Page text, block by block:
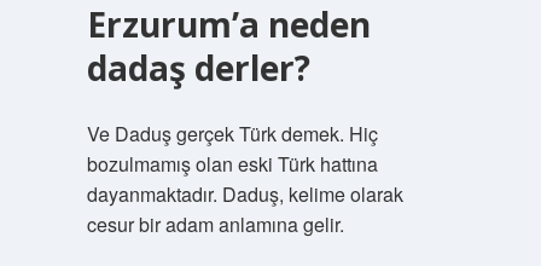
Erzurum’a neden
dadaş derler?
Ve Daduş gerçek Türk demek. Hiç
bozulmamış olan eski Türk hattına
dayanmaktadır. Daduş, kelime olarak
cesur bir adam anlamına gelir.